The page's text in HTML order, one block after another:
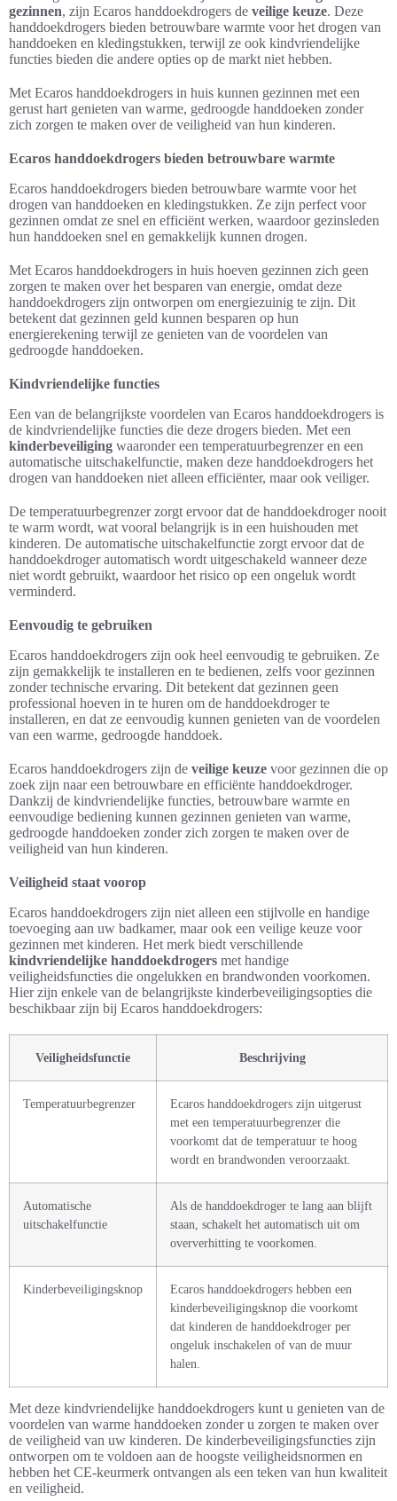
gezinnen, zijn Ecaros handdoekdrogers de veilige keuze. Deze
handdoekdrogers bieden betrouwbare warmte voor het drogen van
handdoeken en kledingstukken, terwijl ze ook kindvriendelijke
functies bieden die andere opties op de markt niet hebben.
Met Ecaros handdoekdrogers in huis kunnen gezinnen met een
gerust hart genieten van warme, gedroogde handdoeken zonder
zich zorgen te maken over de veiligheid van hun kinderen.
Ecaros handdoekdrogers bieden betrouwbare warmte
Ecaros handdoekdrogers bieden betrouwbare warmte voor het
drogen van handdoeken en kledingstukken. Ze zijn perfect voor
gezinnen omdat ze snel en efficiënt werken, waardoor gezinsleden
hun handdoeken snel en gemakkelijk kunnen drogen.
Met Ecaros handdoekdrogers in huis hoeven gezinnen zich geen
zorgen te maken over het besparen van energie, omdat deze
handdoekdrogers zijn ontworpen om energiezuinig te zijn. Dit
betekent dat gezinnen geld kunnen besparen op hun
energierekening terwijl ze genieten van de voordelen van
gedroogde handdoeken.
Kindvriendelijke functies
Een van de belangrijkste voordelen van Ecaros handdoekdrogers is
de kindvriendelijke functies die deze drogers bieden. Met een
kinderbeveiliging waaronder een temperatuurbegrenzer en een
automatische uitschakelfunctie, maken deze handdoekdrogers het
drogen van handdoeken niet alleen efficiënter, maar ook veiliger.
De temperatuurbegrenzer zorgt ervoor dat de handdoekdroger nooit
te warm wordt, wat vooral belangrijk is in een huishouden met
kinderen. De automatische uitschakelfunctie zorgt ervoor dat de
handdoekdroger automatisch wordt uitgeschakeld wanneer deze
niet wordt gebruikt, waardoor het risico op een ongeluk wordt
verminderd.
Eenvoudig te gebruiken
Ecaros handdoekdrogers zijn ook heel eenvoudig te gebruiken. Ze
zijn gemakkelijk te installeren en te bedienen, zelfs voor gezinnen
zonder technische ervaring. Dit betekent dat gezinnen geen
professional hoeven in te huren om de handdoekdroger te
installeren, en dat ze eenvoudig kunnen genieten van de voordelen
van een warme, gedroogde handdoek.
Ecaros handdoekdrogers zijn de veilige keuze voor gezinnen die op
zoek zijn naar een betrouwbare en efficiënte handdoekdroger.
Dankzij de kindvriendelijke functies, betrouwbare warmte en
eenvoudige bediening kunnen gezinnen genieten van warme,
gedroogde handdoeken zonder zich zorgen te maken over de
veiligheid van hun kinderen.
Veiligheid staat voorop
Ecaros handdoekdrogers zijn niet alleen een stijlvolle en handige
toevoeging aan uw badkamer, maar ook een veilige keuze voor
gezinnen met kinderen. Het merk biedt verschillende
kindvriendelijke handdoekdrogers met handige
veiligheidsfuncties die ongelukken en brandwonden voorkomen.
Hier zijn enkele van de belangrijkste kinderbeveiligingsopties die
beschikbaar zijn bij Ecaros handdoekdrogers:
Veiligheidsfunctie Beschrijving
Temperatuurbegrenzer
Ecaros handdoekdrogers zijn uitgerust
met een temperatuurbegrenzer die
voorkomt dat de temperatuur te hoog
wordt en brandwonden veroorzaakt.
Automatische
uitschakelfunctie
Als de handdoekdroger te lang aan blijft
staan, schakelt het automatisch uit om
oververhitting te voorkomen.
Kinderbeveiligingsknop
Ecaros handdoekdrogers hebben een
kinderbeveiligingsknop die voorkomt
dat kinderen de handdoekdroger per
ongeluk inschakelen of van de muur
halen.
Met deze kindvriendelijke handdoekdrogers kunt u genieten van de
voordelen van warme handdoeken zonder u zorgen te maken over
de veiligheid van uw kinderen. De kinderbeveiligingsfuncties zijn
ontworpen om te voldoen aan de hoogste veiligheidsnormen en
hebben het CE-keurmerk ontvangen als een teken van hun kwaliteit
en veiligheid.